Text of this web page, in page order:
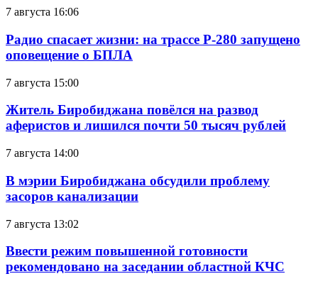
7 августа 16:06
Радио спасает жизни: на трассе Р-280 запущено
оповещение о БПЛА
7 августа 15:00
Житель Биробиджана повёлся на развод
аферистов и лишился почти 50 тысяч рублей
7 августа 14:00
В мэрии Биробиджана обсудили проблему
засоров канализации
7 августа 13:02
Ввести режим повышенной готовности
рекомендовано на заседании областной КЧС